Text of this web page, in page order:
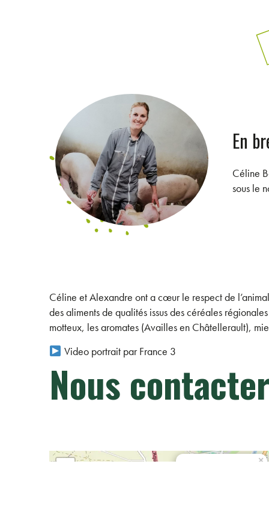
En
Céline
sous le
Céline et Alexandre ont a cœur le respect de
des aliments de qualités issus des céréales
motteux, les aromates (Availles en Châtellerault),
Video portrait par France 3
Nous
×